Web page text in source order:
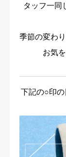
タッフ一同
季節の変わ
お気
下記の○印の